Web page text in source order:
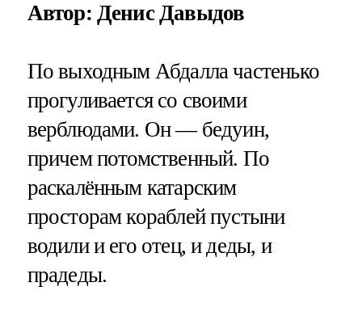
Автор: Денис Давыдов
По выходным Абдалла частенько
прогуливается со своими
верблюдами. Он — бедуин,
причем потомственный. По
раскалённым катарским
просторам кораблей пустыни
водили и его отец, и деды, и
прадеды.